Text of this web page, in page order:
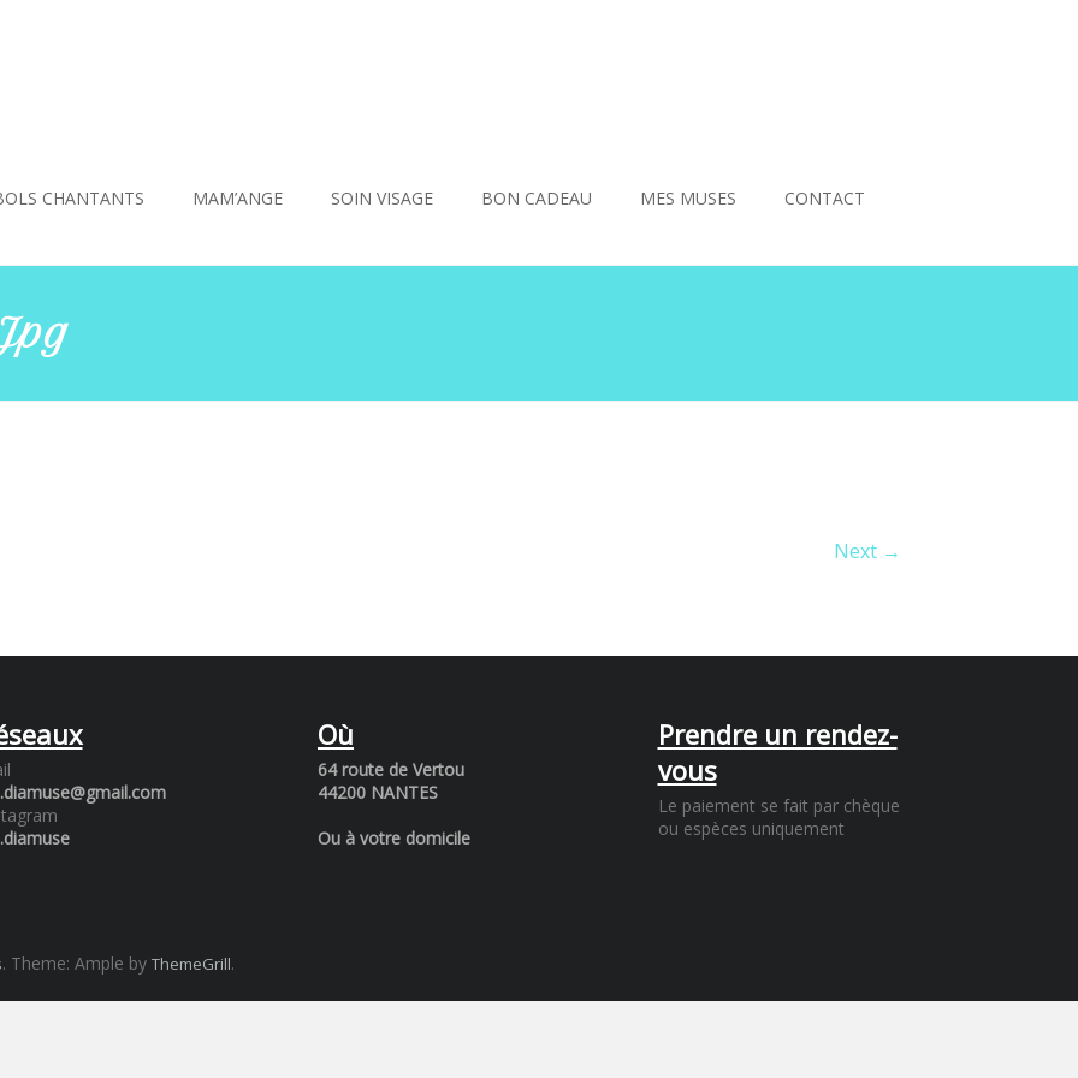
CHANTANTS MAM’ANGE SOIN VISAGE BON CADEAU MES MUSES CONTACT
Next →
Où
64 route de Vertou
44200 NANTES
Ou à votre domicile
Prendre un rendez-
vous
Le paiement se fait par chèque
ou espèces uniquement
. Theme: Ample by ThemeGrill.